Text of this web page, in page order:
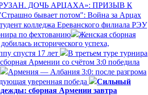
ДОЧЬ АРЦАХА»: ПРИЗЫВ К
бывает потом": Война за Арцах
колледжа Ереванского филиала РЭУ
по фехтованию
Женская сборная
исторического успеха,
спустя 17 лет
В третьем туре турнира
Армении со счётом 3:0 победила
Армения — Албания 3:0: после разгрома
уверенная победа
Сильный
сборная Армении завтра